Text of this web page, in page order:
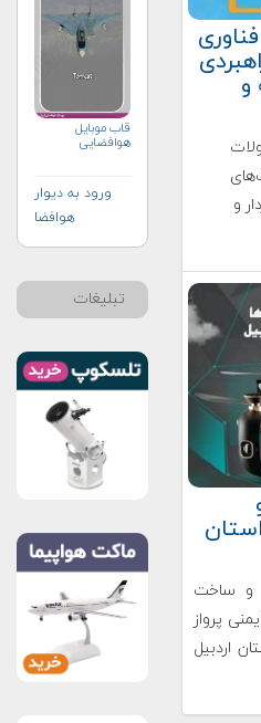
و
و
سطح ۱ طراحی و ساخت
پرواز
۹۸ در استان اردبیل
قاب موبایل
هوافضایی
ورود به دیوار
هوافضا
تبلیغات